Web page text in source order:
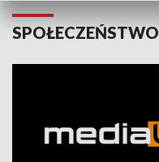
SPOŁECZEŃSTWO